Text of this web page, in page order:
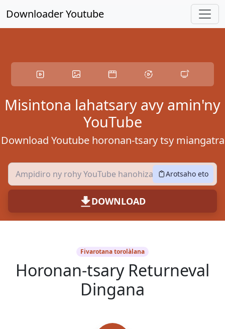
Downloader Youtube
Misintona lahatsary avy amin'ny
YouTube
Download Youtube horonan-tsary tsy miangatra
Arotsaho eto
DOWNLOAD
Fivarotana torolàlana
Horonan-tsary Returneval
Dingana